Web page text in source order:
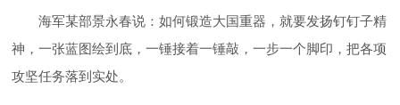
海军某部景永春说：如何锻造大国重器，就要发扬钉钉子精
神，一张蓝图绘到底，一锤接着一锤敲，一步一个脚印，把各项
攻坚任务落到实处。